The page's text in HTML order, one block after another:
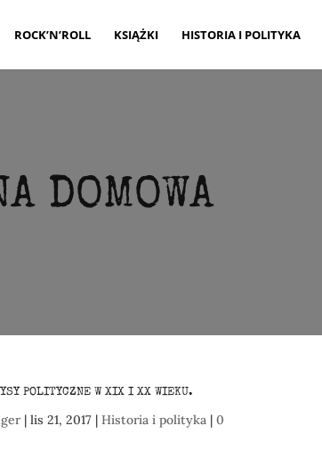
ROCK’N’ROLL KSIĄŻKI HISTORIA I POLITYKA
DOMOWA
POLITYCZNE W XIX I XX WIEKU.
|lis 21, 2017 |Historia i polityka |0